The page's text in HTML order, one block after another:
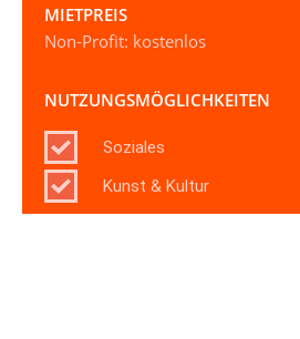
MIETPREIS
Non-Profit: kostenlos
NUTZUNGSMÖGLICHKEITEN
Soziales
Kunst & Kultur